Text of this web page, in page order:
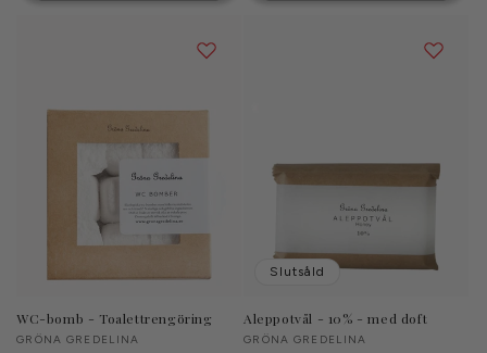
WC-bomb - Toalettrengöring
Säljare:
GRÖNA GREDELINA
Slutsåld
Aleppotvål - 10% - med doft
Säljare:
GRÖNA GREDELINA